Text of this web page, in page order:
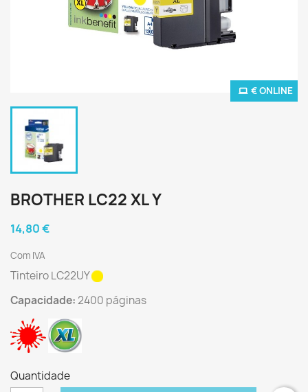
€ ONLINE
BROTHER LC22 XL Y
14,80 €
Com IVA
Tinteiro LC22UY
Capacidade:2400 páginas
Quantidade